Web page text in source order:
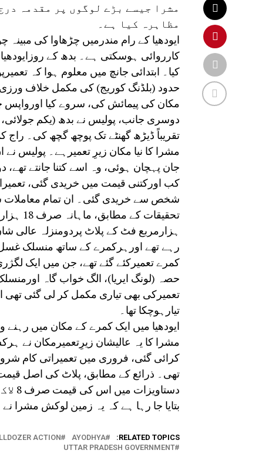
مشرا جیسے بڑے لوگوں پر مقدمہ
مظاہرہ کیا ہے۔
ایودھیا کے رام مندرمیں چڑھاوا کی
کارروائی ہوسکتی ہے۔ بدھ کے روزایودھیا
کیا۔ ابتدائی جانچ میں معلوم ہوا کہ
حدود (بلڈنگ کوریج) کی مکمل خلاف
مکان کی پیمائش کی، سروے کیا اورواپس
تقریباً ڈیڑھ گھنٹے تک پوچھ گچھ کی۔
مشرا کا نیا مکان زیرِ تعمیرہے۔
جان پہچان ہوئی، وہ اسے کتنا جانتے
کب اورکتنی قیمت میں خریدی گئی،
شخص سے خریدی گئی۔ ان تمام معاملات
ہزارمربع فٹ کے پلاٹ پردومنزلہ عالی
رہے تھے اورہرکمرے کے ساتھ منسلک
کمرے تعمیرکئے گئے تھے، جن میں ایک
حصہ (لونگ ایریا)، الگ خواب گاہ
تعمیرکی بھی تیاری مکمل کر لی گئی تھی
تیارہوچکا تھا۔
مشرا کا یہ عالیشان زیرِتعمیرمکان نے
کرائی گئی، فروری میں تعمیراتی کام
دستاویزات میں اس کی قیمت صرف 8 لاکھ روپئے درج کی گئی ہے۔
بتایا جا رہا ہے کہ یہ زمین لوکش مشرا نے
RELATED TOPICS:
AYODHYA
ACTION
UTTAR PRADESH GOVERNMENT